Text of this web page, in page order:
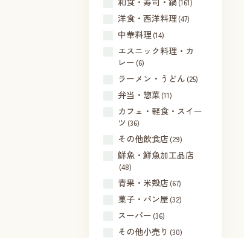
(161)
洋食・西洋料理 (47)
中華料理 (14)
エスニック料理・カ
レー (6)
ラーメン・うどん (25)
弁当・惣菜(11)
カフェ・軽食・スイー
ツ (36)
その他飲食店(29)
鮮魚・鮮魚加工品店
(48)
青果・米殻店(67)
菓子・パン屋 (32)
スーパー (36)
その他小売り (30)